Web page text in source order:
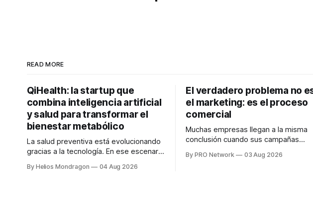
READ MORE
QiHealth: la startup que
combina inteligencia artificial
y salud para transformar el
bienestar metabólico
La salud preventiva está evolucionando
gracias a la tecnología. En ese escenario
desarrolla un ecosistema digital capaz
By Helios Mondragon 04 Aug 2026
El verdadero problema no
el marketing: es el proceso
comercial
Muchas empresas llegan a la misma
conclusión cuando sus campañas
marketing no funciona". Sin embargo,
By PRO Network 03 Aug 2026